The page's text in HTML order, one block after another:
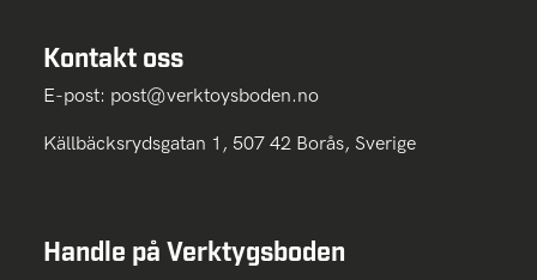
Kontakt oss
E-post: post@verktoysboden.no
Källbäcksrydsgatan 1, 507 42 Borås, Sverige
Handle på Verktygsboden